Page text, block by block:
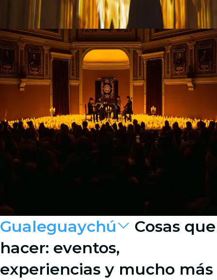
Gualeguaychú
Cosas que
hacer: eventos,
experiencias y mucho más